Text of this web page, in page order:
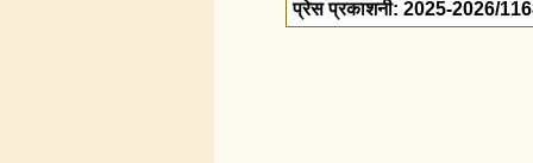
प्रेस प्रकाशनी: 2025-2026/